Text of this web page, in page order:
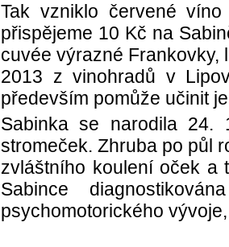
Tak vzniklo červené
přispějeme 10 Kč na
cuvée výrazné
2013 z vinohradů v
především pomůže učinit
Sabinka se narodila 24.
stromeček. Zhruba po půl
zvláštního koulení oček a
Sabince
psychomotorického